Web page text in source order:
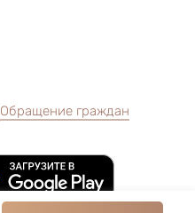
Обращение граждан